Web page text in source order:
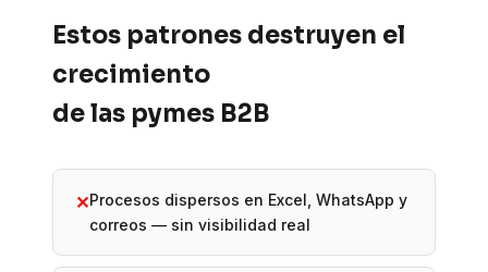
Estos patrones destruyen el
crecimiento
de las pymes B2B
✕Procesos dispersos en Excel, WhatsApp y
correos — sin visibilidad real